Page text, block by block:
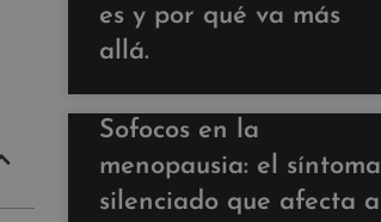
es y por qué va más
allá.
Sofocos en la
menopausia: el síntoma
silenciado que afecta al